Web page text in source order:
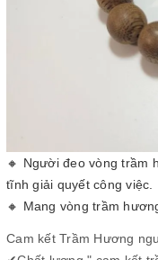
🔸 Người đeo vòng trầm
tĩnh giải quyết công việc.
🔸 Mang vòng trầm
Cam kết Trầm Hương